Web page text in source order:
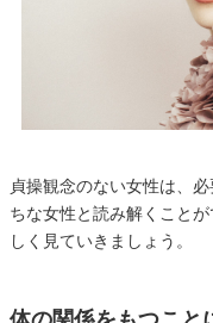
貞操観念のない女性は、
ちな女性と読み解くこと
しく見ていきましょう。